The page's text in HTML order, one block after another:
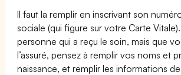
Il faut la remplir en inscrivant son
sociale (qui figure sur votre Carte
personne qui a reçu le soin, mais que
l’assuré, pensez à remplir vos noms et
naissance, et remplir les informations de